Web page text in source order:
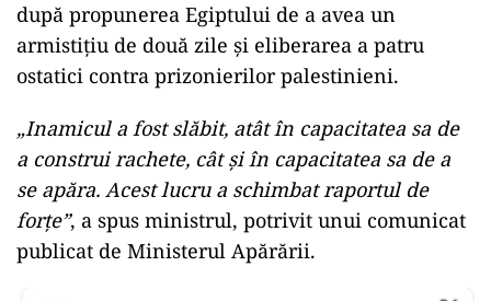
după propunerea Egiptului de a avea un
armistițiu de două zile și eliberarea a patru
ostatici contra prizonierilor palestinieni.
„Inamicul a fost slăbit, atât în ​​capacitatea sa de
a construi rachete, cât și în capacitatea sa de a
se apăra. Acest lucru a schimbat raportul de
forțe”, a spus ministrul, potrivit unui comunicat
publicat de Ministerul Apărării.